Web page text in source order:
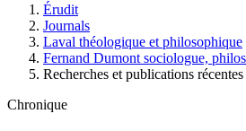
Érudit
Journals
Laval théologique et philosophique
Fernand Dumont sociologue,
Recherches et publications
Chronique